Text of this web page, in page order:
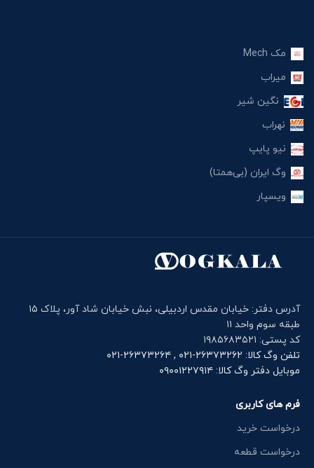
مک Mech
میراب
نگین شیر
نهراب
نیو پایپ
وگ ایران (بی‌همتا)
ویسپار
آدرس دفتر: خیابان مقدس اردبیلی، نبش خیابان شاد آور، پلاک ۱۵
طبقه سوم واحد ۱۱
کد پستی: ۱۹۸۵۶۸۳۵۲۱
تلفن وگ کالا: ۲۶۳۷۳۲۶۲-۰۲۱ , ۲۶۳۷۳۲۶۴-۰۲۱
موبایل دفتر وگ کالا: ۰۹۰۰۱۲۲۷۹۱۴
فرم های کاربری
درخواست خرید
درخواست قطعه